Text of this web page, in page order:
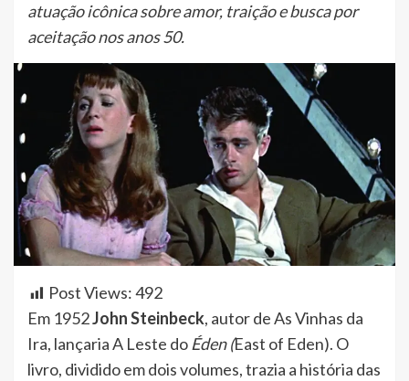
atuação icônica sobre amor, traição e busca por
aceitação nos anos 50.
Post Views:492
Em 1952John Steinbeck, autor de As Vinhas da
Ira, lançaria A Leste doÉden (East of Eden). O
livro, dividido em dois volumes, trazia a história das